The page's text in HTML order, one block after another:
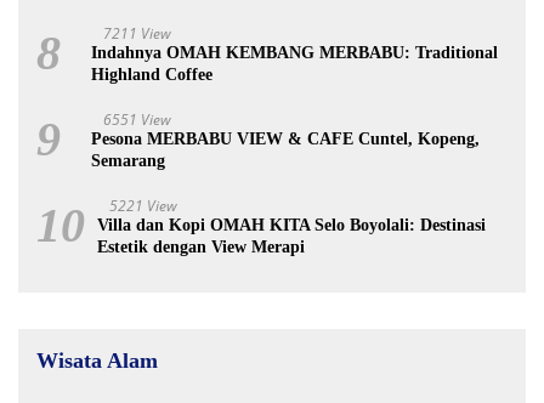
8 7211 View
Indahnya OMAH KEMBANG MERBABU: Traditional
Highland Coffee
9 6551 View
Pesona MERBABU VIEW & CAFE Cuntel, Kopeng,
Semarang
10 5221 View
Villa dan Kopi OMAH KITA Selo Boyolali: Destinasi
Estetik dengan View Merapi
Wisata Alam